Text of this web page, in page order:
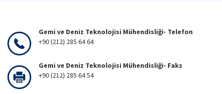
Gemi ve Deniz Teknolojisi Mühendisliği- Telefon
+90 (212) 285 64 64
Gemi ve Deniz Teknolojisi Mühendisliği- Faks
+90 (212) 285 64 54